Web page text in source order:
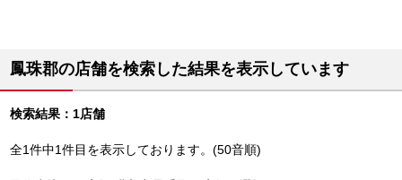
鳳珠郡の店舗を検索した結果を表示しています
検索結果：1店舗
全1件中1件目を表示しております。(50音順)